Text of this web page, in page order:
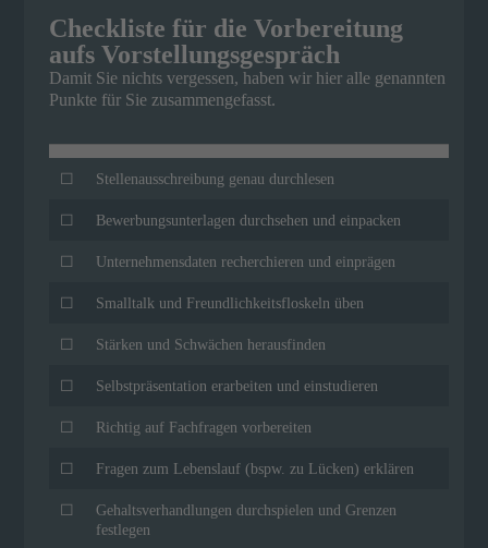
Checkliste für die Vorbereitung
aufs Vorstellungsgespräch
Damit Sie nichts vergessen, haben wir hier alle genannten
Punkte für Sie zusammengefasst.
☐ Stellenausschreibung genau durchlesen
☐ Bewerbungsunterlagen durchsehen und einpacken
☐ Unternehmensdaten recherchieren und einprägen
☐ Smalltalk und Freundlichkeitsfloskeln üben
☐ Stärken und Schwächen herausfinden
☐ Selbstpräsentation erarbeiten und einstudieren
☐ Richtig auf Fachfragen vorbereiten
☐ Fragen zum Lebenslauf (bspw. zu Lücken) erklären
☐
Gehaltsverhandlungen durchspielen und Grenzen
festlegen